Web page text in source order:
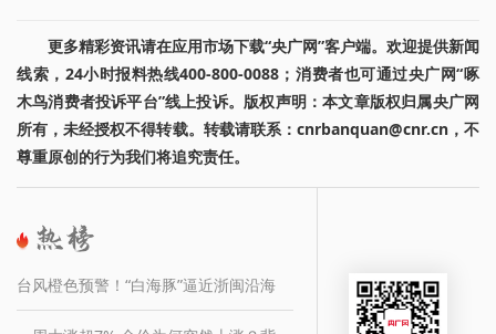
更多精彩资讯请在应用市场下载“央广网”客户端。欢迎提供新闻
线索，24小时报料热线400-800-0088；消费者也可通过央广网“啄
木鸟消费者投诉平台”线上投诉。版权声明：本文章版权归属央广网
所有，未经授权不得转载。转载请联系：cnrbanquan@cnr.cn，不
尊重原创的行为我们将追究责任。
台风橙色预警！“白海豚”逼近浙闽沿海